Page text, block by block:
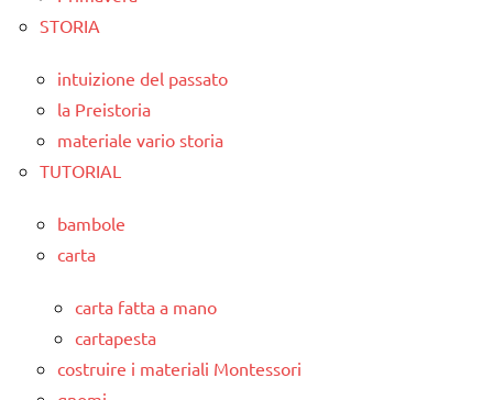
STORIA
intuizione del passato
la Preistoria
materiale vario storia
TUTORIAL
bambole
carta
carta fatta a mano
cartapesta
costruire i materiali Montessori